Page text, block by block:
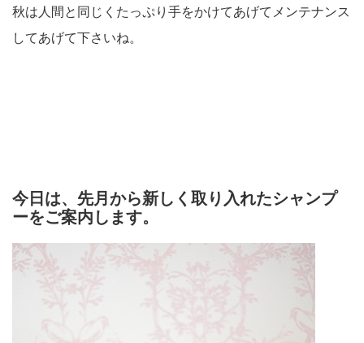
秋は人間と同じくたっぷり手をかけてあげてメンテナンス
してあげて下さいね。
今日は、先月から新しく取り入れたシャンプ
ーをご案内します。